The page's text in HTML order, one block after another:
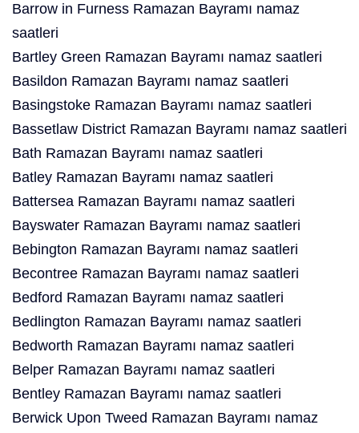
Barrow in Furness Ramazan Bayramı namaz
saatleri
Bartley Green Ramazan Bayramı namaz saatleri
Basildon Ramazan Bayramı namaz saatleri
Basingstoke Ramazan Bayramı namaz saatleri
Bassetlaw District Ramazan Bayramı namaz saatleri
Bath Ramazan Bayramı namaz saatleri
Batley Ramazan Bayramı namaz saatleri
Battersea Ramazan Bayramı namaz saatleri
Bayswater Ramazan Bayramı namaz saatleri
Bebington Ramazan Bayramı namaz saatleri
Becontree Ramazan Bayramı namaz saatleri
Bedford Ramazan Bayramı namaz saatleri
Bedlington Ramazan Bayramı namaz saatleri
Bedworth Ramazan Bayramı namaz saatleri
Belper Ramazan Bayramı namaz saatleri
Bentley Ramazan Bayramı namaz saatleri
Berwick Upon Tweed Ramazan Bayramı namaz